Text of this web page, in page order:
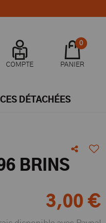
COMPTE
0
PANIER
DÉTACHÉES
BRINS
3,00 €